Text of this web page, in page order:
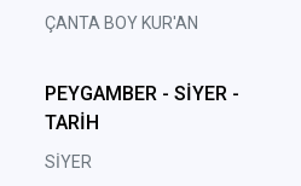
ÇANTA BOY KUR'AN
PEYGAMBER - SİYER -
TARİH
SİYER